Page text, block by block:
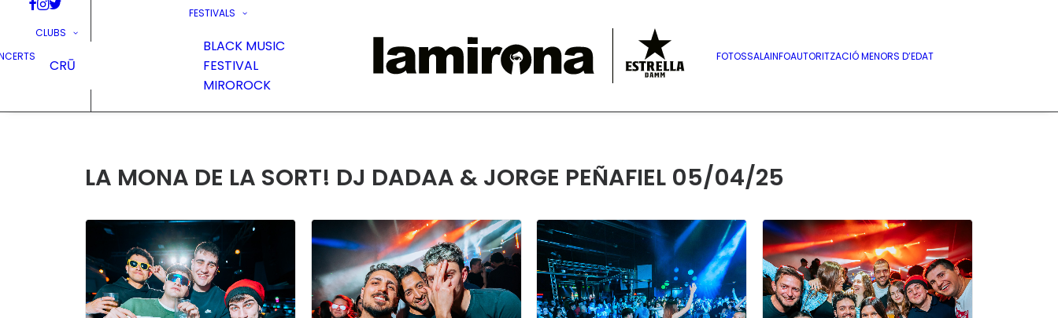
CLUBS
CRŪ
FESTIVALS
BLACK MUSIC
FESTIVAL
MIROROCK
FOTOSSALAINFOAUTORITZACIÓ MENORS D’EDAT
LA MONA DE LA SORT! DJ DADAA & JORGE PEÑAFIEL 05/04/25